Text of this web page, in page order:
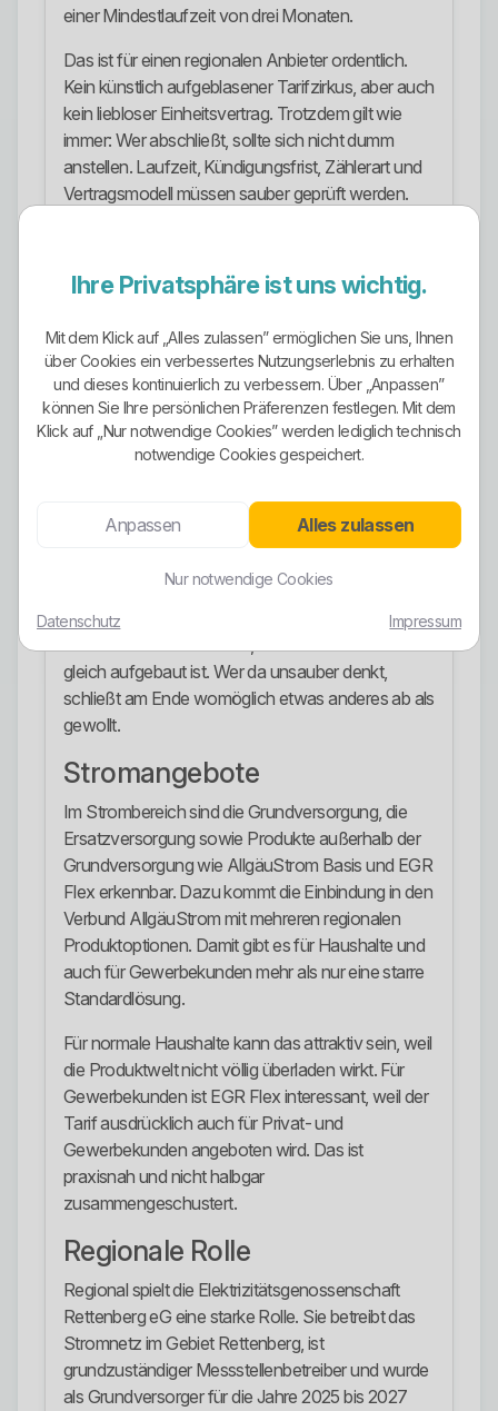
einer Mindestlaufzeit von drei Monaten.
Das ist für einen regionalen Anbieter ordentlich.
Kein künstlich aufgeblasener Tarifzirkus, aber auch
kein liebloser Einheitsvertrag. Trotzdem gilt wie
immer: Wer abschließt, sollte sich nicht dumm
anstellen. Laufzeit, Kündigungsfrist, Zählerart und
Vertragsmodell müssen sauber geprüft werden.
Ökostrom-Ausrichtung
Genossenschaft hebt im AllgäuStrom-Verbund
besonders den Öko-Tarif AllgäuStrom 100 %
hervor. Das ist kein schwammiger Umwelttext,
sondern ein konkret benanntes Produkt.
Zusätzlich veröffentlicht das Unternehmen seine
Stromkennzeichnung sauber und trennt damit den
mit zugesichertem Anteil erneuerbarer Energien.
Ökostrom zu oberflächlich. Wer wirklich einen
grünen Tarif will, muss den konkreten Tarif wählen
und nicht bloß annehmen, dass automatisch alles
gleich aufgebaut ist. Wer da unsauber denkt,
schließt am Ende womöglich etwas anderes ab als
gewollt.
Stromangebote
Im Strombereich sind die Grundversorgung, die
Ersatzversorgung sowie Produkte außerhalb der
Grundversorgung wie AllgäuStrom Basis und EGR
Flex erkennbar. Dazu kommt die Einbindung in den
Verbund AllgäuStrom mit mehreren regionalen
Produktoptionen. Damit gibt es für Haushalte und
auch für Gewerbekunden mehr als nur eine starre
Standardlösung.
Für normale Haushalte kann das attraktiv sein, weil
die Produktwelt nicht völlig überladen wirkt. Für
Gewerbekunden ist EGR Flex interessant, weil der
Tarif ausdrücklich auch für Privat- und
Gewerbekunden angeboten wird. Das ist
praxisnah und nicht halbgar
zusammengeschustert.
Regionale Rolle
Regional spielt die Elektrizitätsgenossenschaft
Rettenberg eG eine starke Rolle. Sie betreibt das
Stromnetz im Gebiet Rettenberg, ist
grundzuständiger Messstellenbetreiber und wurde
als Grundversorger für die Jahre 2025 bis 2027
Ihre Privatsphäre ist uns wichtig.
Mit dem Klick auf „Alles zulassen” ermöglichen Sie uns, Ihnen
über Cookies ein verbessertes Nutzungserlebnis zu erhalten
und dieses kontinuierlich zu verbessern. Über „Anpassen”
können Sie Ihre persönlichen Präferenzen festlegen. Mit dem
Klick auf „Nur notwendige Cookies” werden lediglich technisch
notwendige Cookies gespeichert.
Anpassen Alles zulassen
Nur notwendige Cookies
Datenschutz Impressum